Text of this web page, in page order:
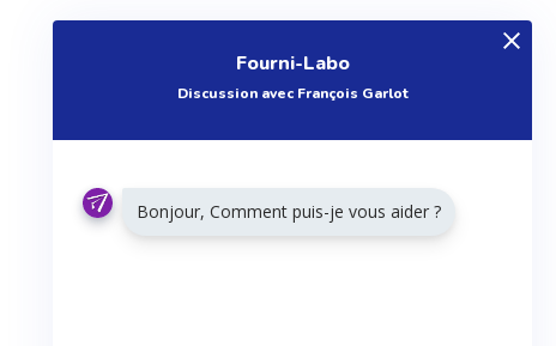
Réalisations
Tutoriels
Fourni-Labo
Discussion avec François Garlot
Bonjour, Comment puis-je vous aider ?